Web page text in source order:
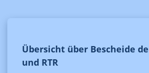
Übersicht über Bescheide
und RTR